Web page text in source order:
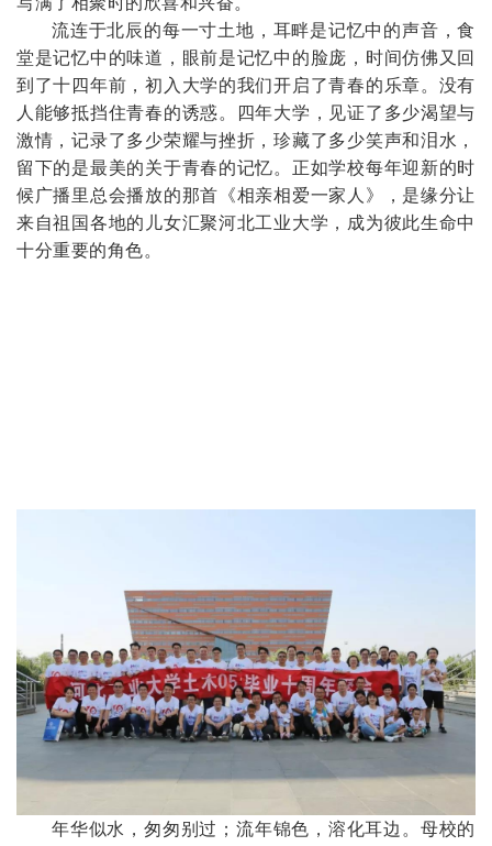
流连于北辰的每一寸土地，耳畔是记忆中的声音，食
堂是记忆中的味道，眼前是记忆中的脸庞，时间仿佛又回
到了十四年前，初入大学的我们开启了青春的乐章。没有
人能够抵挡住青春的诱惑。四年大学，见证了多少渴望与
激情，记录了多少荣耀与挫折，珍藏了多少笑声和泪水，
留下的是最美的关于青春的记忆。正如学校每年迎新的时
候广播里总会播放的那首《相亲相爱一家人》，是缘分让
来自祖国各地的儿女汇聚河北工业大学，成为彼此生命中
十分重要的角色。
年华似水，匆匆别过；流年锦色，溶化耳边。母校的